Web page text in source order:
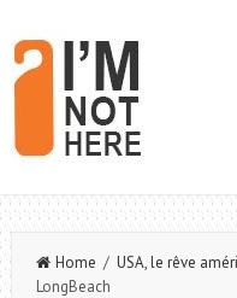
Home / USA, le rêve
LongBeach